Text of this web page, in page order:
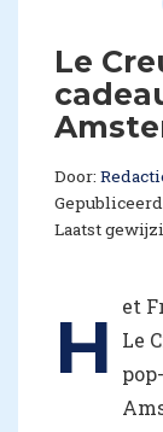
Le
Door:
Gepubliceerd
Laatst
H
et
Le